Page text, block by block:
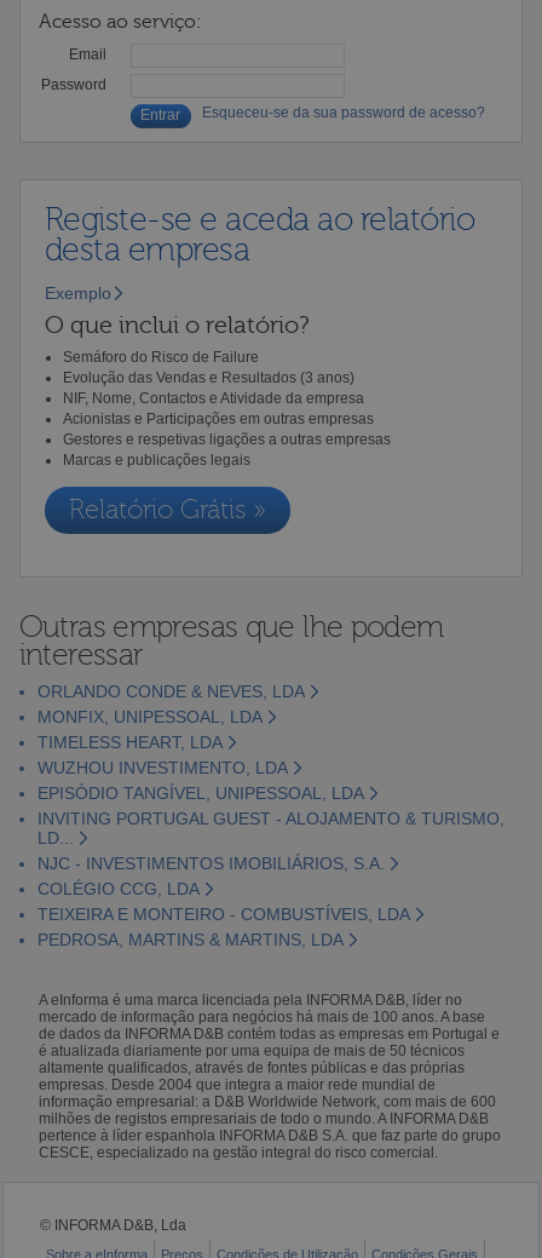
Acesso ao serviço:
Email
Password
Esqueceu-se da sua password de acesso?
Registe-se e aceda ao relatório
desta empresa
Exemplo
O que inclui o relatório?
Semáforo do Risco de Failure
Evolução das Vendas e Resultados (3 anos)
NIF, Nome, Contactos e Atividade da empresa
Acionistas e Participações em outras empresas
Gestores e respetivas ligações a outras empresas
Marcas e publicações legais
Relatório Grátis »
Outras empresas que lhe podem
interessar
ORLANDO CONDE & NEVES, LDA
MONFIX, UNIPESSOAL, LDA
TIMELESS HEART, LDA
WUZHOU INVESTIMENTO, LDA
EPISÓDIO TANGÍVEL, UNIPESSOAL, LDA
INVITING PORTUGAL GUEST - ALOJAMENTO & TURISMO,
LD...
NJC - INVESTIMENTOS IMOBILIÁRIOS, S.A.
COLÉGIO CCG, LDA
TEIXEIRA E MONTEIRO - COMBUSTÍVEIS, LDA
PEDROSA, MARTINS & MARTINS, LDA
A eInforma é uma marca licenciada pela INFORMA D&B, líder no
mercado de informação para negócios há mais de 100 anos. A base
de dados da INFORMA D&B contém todas as empresas em Portugal e
é atualizada diariamente por uma equipa de mais de 50 técnicos
altamente qualificados, através de fontes públicas e das próprias
empresas. Desde 2004 que integra a maior rede mundial de
informação empresarial: a D&B Worldwide Network, com mais de 600
milhões de registos empresariais de todo o mundo. A INFORMA D&B
pertence à líder espanhola INFORMA D&B S.A. que faz parte do grupo
CESCE, especializado na gestão integral do risco comercial.
© INFORMA D&B, Lda
Sobre a eInforma Preços Condições de Utilização Condições Gerais